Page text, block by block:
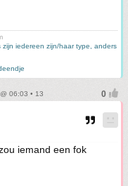
iedereen zijn/haar type, anders
06:03 • 13
iemand een fok